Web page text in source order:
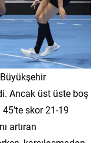
Ancak üst üste boş
skor 21-19
artıran